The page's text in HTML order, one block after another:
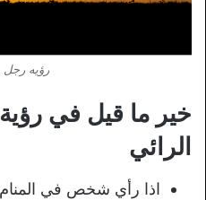
رؤيه رجل
خير ما قيل في
الرائي
اذا رأي شخص في